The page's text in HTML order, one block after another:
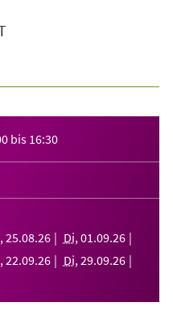
bis 16:30
, 25.08.26 Di, 01 .09.26
, 22.09.26 Di, 29.09.26